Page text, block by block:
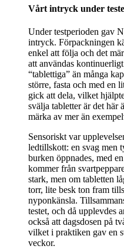
Vårt intryck under
Under testperioden gav
intryck. Förpackningen
enkel att följa och det
att användas
“tablettiga” än många
större, fasta och med en
gick att dela, vilket
svälja tabletter är det här
märka av mer än
Sensoriskt var
ledtillskott: en svag men
burken öppnades, med
kommer från
stark, men om tabletten
torr, lite besk ton fram
nyponkänsla.
testet, och då upplevdes
också att dagsdosen på
vilket i praktiken gav en
veckor.